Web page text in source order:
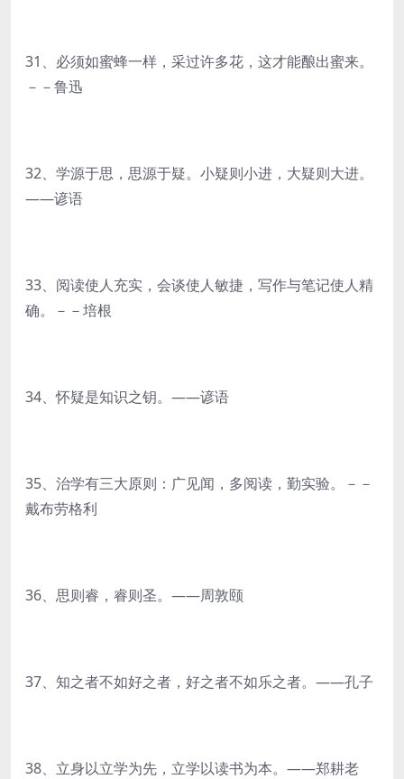
31、必须如蜜蜂一样，采过许多花，这才能酿出蜜来。
－－鲁迅
32、学源于思，思源于疑。小疑则小进，大疑则大进。
——谚语
33、阅读使人充实，会谈使人敏捷，写作与笔记使人精
确。－－培根
34、怀疑是知识之钥。——谚语
35、治学有三大原则：广见闻，多阅读，勤实验。－－
戴布劳格利
36、思则睿，睿则圣。——周敦颐
37、知之者不如好之者，好之者不如乐之者。——孔子
38、立身以立学为先，立学以读书为本。——郑耕老